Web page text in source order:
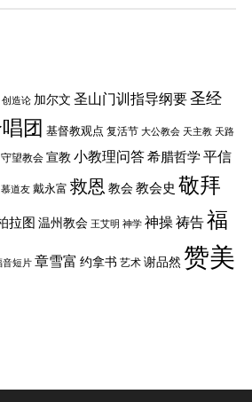
创造论 加尔文 圣山门训指导纲要圣经
团 基督教观点 复活节 大公教会 天主教 天路
守望教会 宣教 小教理问答希腊哲学平信
慕道友 戴永富 救恩 教会教会史 敬拜
拉图 温州教会 王艾明 神学 神操祷告福
音短片 章雪富 约拿书 艺术 谢品然 赞美